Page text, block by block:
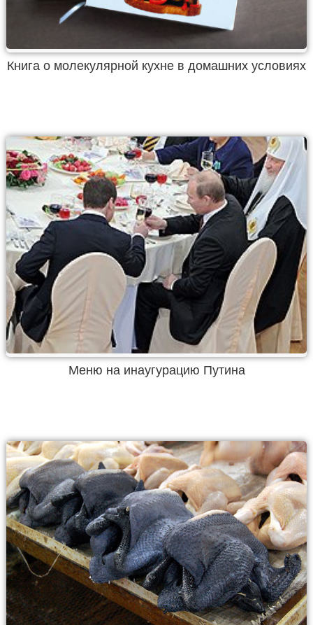
Книга о молекулярной кухне в домашних условиях
Меню на инаугурацию Путина